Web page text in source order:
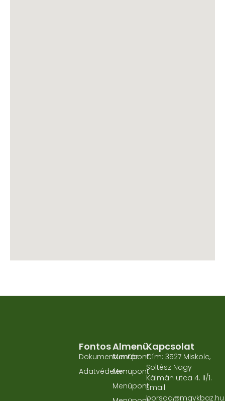
Almenü
Menüpont
Menüpont
Menüpont
Fontos
Dokumentumtár
Adatvédelem
Kapcsolat
Cím: 3527 Miskolc,
Soltész Nagy
Kálmán utca 4. II/1.
Email:
borsod@mgykbaz.hu